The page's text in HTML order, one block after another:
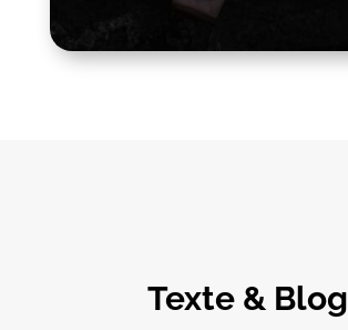
Texte & Blog